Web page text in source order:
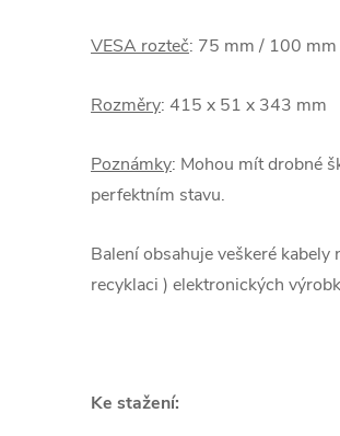
VESA rozteč: 75 mm / 100 mm
Rozměry: 415 x 51 x 343 mm
Poznámky: Mohou mít drobné
perfektním stavu.
Balení obsahuje veškeré
recyklaci ) elektronických
Ke stažení: